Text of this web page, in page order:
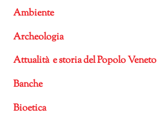
Ambiente
Archeologia
Attualità e storia del Popolo Veneto
Banche
Bioetica